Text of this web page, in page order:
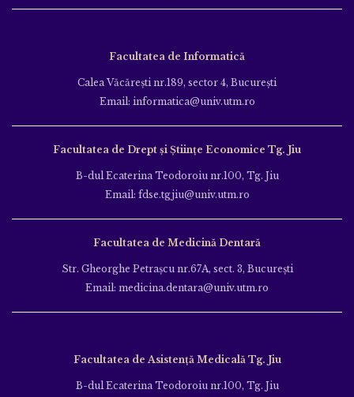
Facultatea de Informatică
Calea Văcăreşti nr.189, sector 4, Bucureşti
Email: informatica@univ.utm.ro
Facultatea de Drept și Științe Economice Tg. Jiu
B-dul Ecaterina Teodoroiu nr.100, Tg. Jiu
Email: fdse.tgjiu@univ.utm.ro
Facultatea de Medicină Dentară
Str. Gheorghe Petraşcu nr.67A, sect. 3, Bucureşti
Email: medicina.dentara@univ.utm.ro
Facultatea de Asistență Medicală Tg. Jiu
B-dul Ecaterina Teodoroiu nr.100, Tg. Jiu